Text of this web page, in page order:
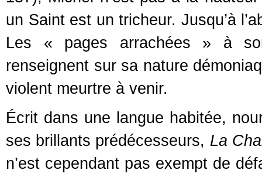
un Saint est un tricheur. Jusqu’à
Les « pages arrachées » à
renseignent sur sa nature
violent meurtre à venir.
Écrit dans une langue habitée,
ses brillants prédécesseurs, La
n’est cependant pas exempt de